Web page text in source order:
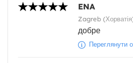
ENA
Zagreb
добре
Переглянути